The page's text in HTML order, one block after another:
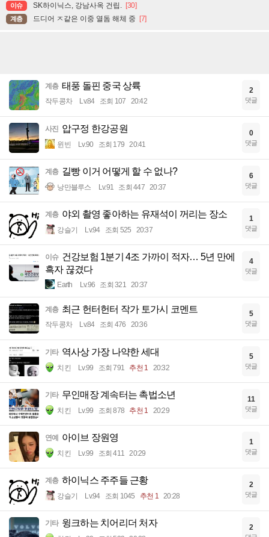
이슈 SK하이닉스, 강남사옥 건립. [30]
계층 드디어 ㅈ같은 이중 열돔 해체 중 [7]
계층 태풍 돌핀 중국 상륙
작두콩차 Lv.84 조회 107 20:42
2
댓글
사진 압구정 한강공원
윈빈 Lv.90 조회 179 20:41
0
댓글
계층 길빵 이거 어떻게 할 수 없나?
낭만블루스 Lv.91 조회 447 20:37
6
댓글
계층 야외 촬영 좋아하는 유재석이 꺼리는 장소
강슬기 Lv.94 조회 525 20:37
1
댓글
이슈 건강보험 1분기 4조 가까이 적자… 5년 만에
흑자 끊겼다
Earth Lv.96 조회 321 20:37
4
댓글
계층 최근 헌터헌터 작가 토가시 코멘트
작두콩차 Lv.84 조회 476 20:36
5
댓글
기타 역사상 가장 나약한 세대
치킨 Lv.99 조회 791 추천 1 20:32
5
댓글
기타 무인매장 계속터는 촉법소년
치킨 Lv.99 조회 878 추천 1 20:29
11
댓글
연예 아이브 장원영
치킨 Lv.99 조회 411 20:29
1
댓글
계층 하이닉스 주주들 근황
강슬기 Lv.94 조회 1045 추천 1 20:28
2
댓글
기타 윙크하는 치어리더 처자 2